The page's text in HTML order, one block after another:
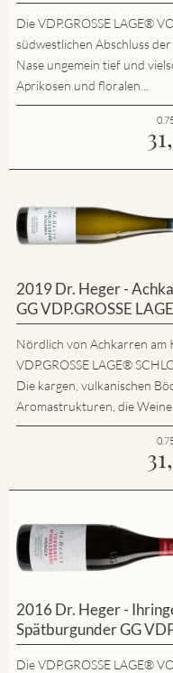
Die VDP.GROSSE LAGE®
südwestlichen Abschluss
Nase ungemein tief und
Aprikosen und floralen...
2019 Dr. Heger -
GG VDP.GROSSE LAGE
Nördlich von Achkarren am
VDP.GROSSE LAGE®
Die kargen, vulkanischen
Aromastrukturen, die Weine
2016 Dr. Heger -
Spätburgunder GG
Die VDP.GROSSE LAGE®